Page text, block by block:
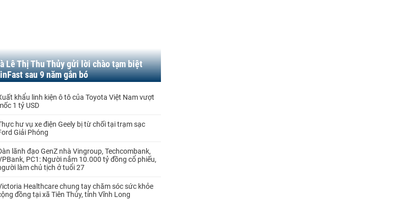
Lê Thị Thu Thủy gửi lời chào tạm biệt
sau 9 năm gắn bó
khẩu linh kiện ô tô của Toyota Việt Nam vượt
1 tỷ USD
hư vụ xe điện Geely bị từ chối tại trạm sạc
Giải Phóng
lãnh đạo GenZ nhà Vingroup, Techcombank,
PC1: Người nắm 10.000 tỷ đồng cổ phiếu,
làm chủ tịch ở tuổi 27
Healthcare chung tay chăm sóc sức khỏe
đồng tại xã Tiên Thủy, tỉnh Vĩnh Long